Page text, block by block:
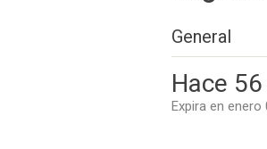
General
Hace
Expira en enero